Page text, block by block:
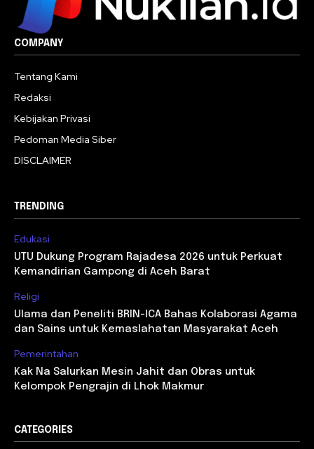
COMPANY
Tentang Kami
Redaksi
Kebijakan Privasi
Pedoman Media Siber
DISCLAIMER
TRENDING
Edukasi
UTU Dukung Program Rajadesa 2026 untuk Perkuat
Kemandirian Gampong di Aceh Barat
Religi
Ulama dan Peneliti BRIN-ICA Bahas Kolaborasi Agama
dan Sains untuk Kemaslahatan Masyarakat Aceh
Pemerintahan
Kak Na Salurkan Mesin Jahit dan Obras untuk
Kelompok Pengrajin di Lhok Makmur
CATEGORIES